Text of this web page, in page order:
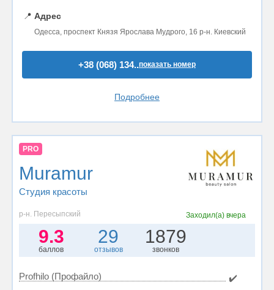
📍 Адрес
Одесса, проспект Князя Ярослава Мудрого, 16 р-н. Киевский
+38 (068) 134..показать номер
Подробнее
PRO
Muramur
Студия красоты
р-н. Пересыпский Заходил(а) вчера
9.3
баллов
29
отзывов
1879
звонков
Profhilo (Профайло)
✔️